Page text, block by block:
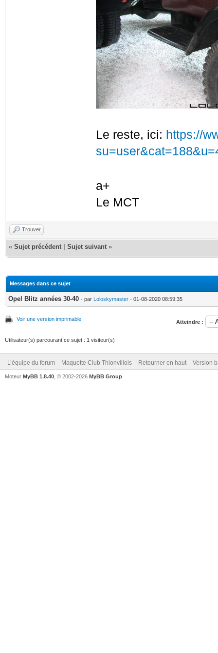
Le reste, ici: https://
a+
Le MCT
Trouver
« Sujet précédent Sujet suivant »
Messages dans ce sujet
Opel Blitz années 30-40 - par Loloskymaster - 01-08-2020 08:59:35
Voir une version imprimable Atteindre :
Utilisateur(s) parcourant ce sujet : 1 visiteur(s)
L’équipe du forum Maquette Club Thionvillois Retourner en haut Version
Moteur MyBB 1.8.40 , © 2002-2026 MyBB Group